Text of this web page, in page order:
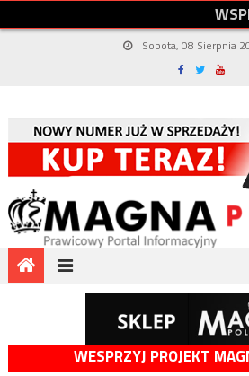
WSP
Sobota, 08 Sierpnia
WESPRZYJ PROJEKT